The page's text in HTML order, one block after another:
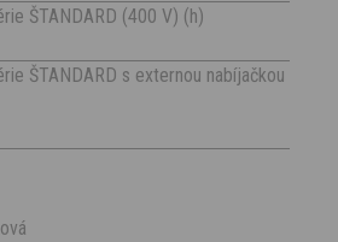
ŠTANDARD (400 V) (h)
ŠTANDARD s externou nabíjačkou